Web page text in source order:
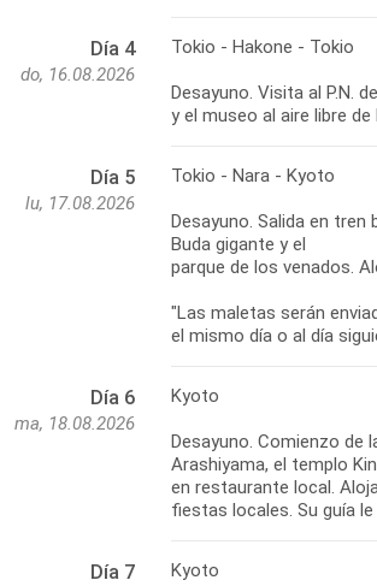
Día 4
do, 16.08.2026
Tokio - Hakone - Tokio
Desayuno. Visita al P.N.
y el museo al aire libre
Día 5
lu, 17.08.2026
Tokio - Nara - Kyoto
Desayuno. Salida en
Buda gigante y el
parque de los venados.
"Las maletas serán
el mismo día o al día
Día 6
ma, 18.08.2026
Kyoto
Desayuno. Comienzo de
Arashiyama, el templo
en restaurante local.
fiestas locales. Su guía
Día 7 Kyoto